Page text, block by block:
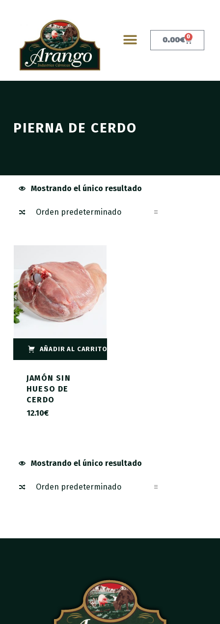
0.00€ 0
PIERNA DE CERDO
Mostrando el único resultado
AÑADIR AL CARRITO
JAMÓN SIN
HUESO DE
CERDO
12.10€
Mostrando el único resultado